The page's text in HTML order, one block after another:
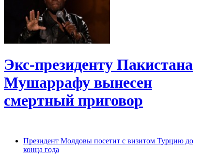
Экс-президенту Пакистана
Мушаррафу вынесен
смертный приговор
Президент Молдовы посетит с визитом Турцию до
конца года